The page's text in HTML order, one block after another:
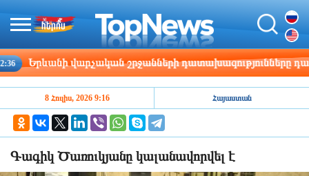
Երևանի վարչական շրջանների դատախազությունները
8 Հուլիս, 2026 9:16 Հայաստան
Գագիկ Ծառուկյանը կալանավորվել է